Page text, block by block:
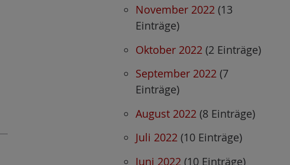
November 2022 (13
Einträge)
Oktober 2022 (2 Einträge)
September 2022 (7
Einträge)
August 2022 (8 Einträge)
Juli 2022 (10 Einträge)
Juni 2022 (10 Einträge)